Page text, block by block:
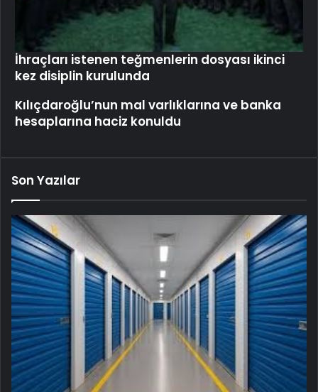
Son Yazılar
Eşya Depolama Rehberi
Serjoy : Dijital Medya Ajansı, Google Reklam
Ajansı, SEO Ajansı ve Web Tasarım Ajansı